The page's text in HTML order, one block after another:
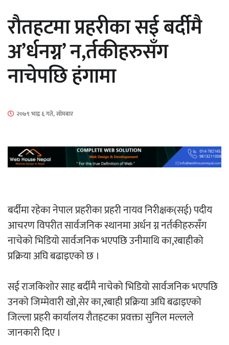
सार्वजनिक
माताकाे नाममा गलत गतिविधि गर्ने थापा प्रहरी
नेपालगञ्जमा पर्खाल भत्किँदा दुई मजदुरको मृत्यु
‘ईयुमा डट कम’ले बुधबारदेखि आफ्नो
औपचारिक सेवा सञ्चालनमा
हलमा छैन ‘गौँथली’को टिकट
राैतहटमा प्रहरीका सई बर्दीमै
अ’र्धनग्न’ न,र्तकीहरुसँग
नाचेपछि हंगामा
२०७९ भाद्र ६ गते, सोमबार
बर्दीमा रहेका नेपाल प्रहरीका प्रहरी नायव निरीक्षक(सई) पदीय
आचरण विपरीत सार्वजनिक स्थानमा अर्धन ग्न नर्तकीहरुसँग
नाचेको भिडियो सार्वजनिक भएपछि उनीमाथि का,रबाहीको
प्रक्रिया अघि बढाइएको छ ।
सई राजकिशोर साह बर्दीमै नाचेको भिडियो सार्वजनिक भएपछि
उनको जिम्मेवारी खो,सेर का,रबाही प्रक्रिया अघि बढाइएको
जिल्ला प्रहरी कार्यालय रौतहटका प्रवक्ता सुनिल मल्लले
जानकारी दिए ।